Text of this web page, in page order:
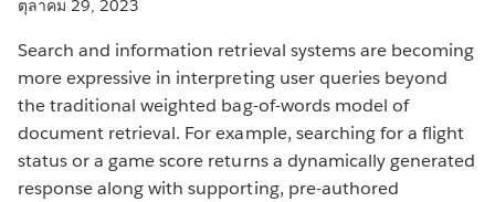
ตุลาคม 29, 2023
Search and information retrieval systems are becoming
more expressive in interpreting user queries beyond
the traditional weighted bag-of-words model of
document retrieval. For example, searching for a flight
status or a game score returns a dynamically generated
response along with supporting, pre-authored